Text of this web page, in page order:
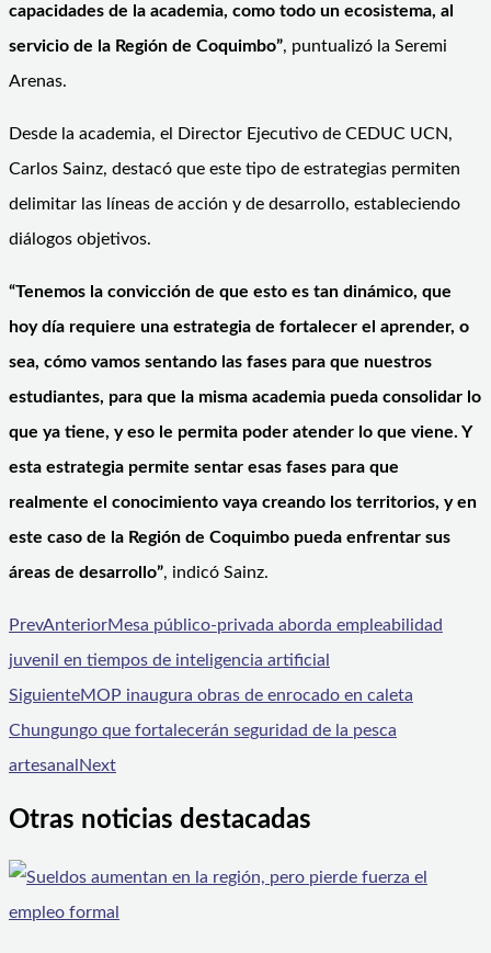
capacidades de la academia, como todo un ecosistema, al
servicio de la Región de Coquimbo”, puntualizó la Seremi
Arenas.
Desde la academia, el Director Ejecutivo de CEDUC UCN,
Carlos Sainz, destacó que este tipo de estrategias permiten
delimitar las líneas de acción y de desarrollo, estableciendo
diálogos objetivos.
“Tenemos la convicción de que esto es tan dinámico, que
hoy día requiere una estrategia de fortalecer el aprender, o
sea, cómo vamos sentando las fases para que nuestros
estudiantes, para que la misma academia pueda consolidar lo
que ya tiene, y eso le permita poder atender lo que viene. Y
esta estrategia permite sentar esas fases para que
realmente el conocimiento vaya creando los territorios, y en
este caso de la Región de Coquimbo pueda enfrentar sus
áreas de desarrollo”, indicó Sainz.
PrevAnteriorMesa público-privada aborda empleabilidad
juvenil en tiempos de inteligencia artificial
SiguienteMOP inaugura obras de enrocado en caleta
Chungungo que fortalecerán seguridad de la pesca
artesanalNext
Otras noticias destacadas